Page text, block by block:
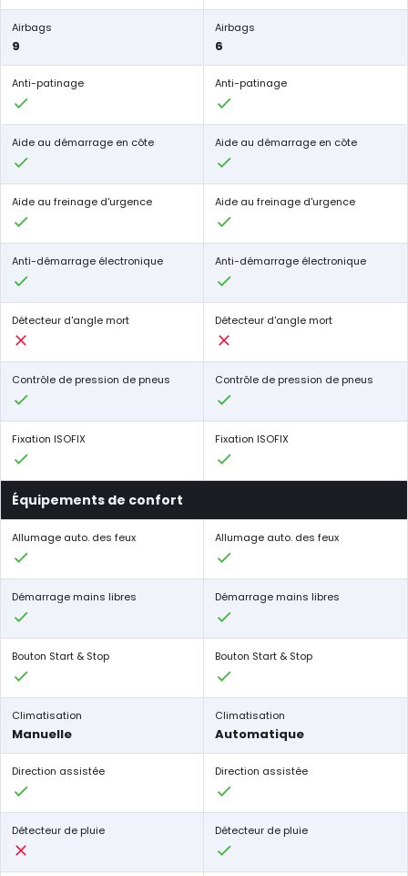
Airbags
9
Airbags
6
Anti-patinage Anti-patinage
Aide au démarrage en côte Aide au démarrage en côte
Aide au freinage d'urgence Aide au freinage d'urgence
Anti-démarrage électronique Anti-démarrage électronique
Détecteur d'angle mort Détecteur d'angle mort
Contrôle de pression de pneus Contrôle de pression de pneus
Fixation ISOFIX Fixation ISOFIX
Équipements de confort
Allumage auto. des feux Allumage auto. des feux
Démarrage mains libres Démarrage mains libres
Bouton Start & Stop Bouton Start & Stop
Climatisation
Manuelle
Climatisation
Automatique
Direction assistée Direction assistée
Détecteur de pluie Détecteur de pluie